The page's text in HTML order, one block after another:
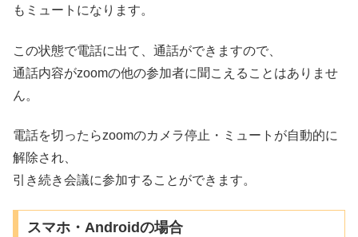
もミュートになります。
この状態で電話に出て、通話ができますので、
通話内容がzoomの他の参加者に聞こえることはありませ
ん。
電話を切ったらzoomのカメラ停止・ミュートが自動的に
解除され、
引き続き会議に参加することができます。
スマホ・Androidの場合